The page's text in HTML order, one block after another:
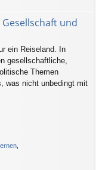
und
ein Reiseland. In
gesellschaftliche,
Themen
was nicht unbedingt mit
,